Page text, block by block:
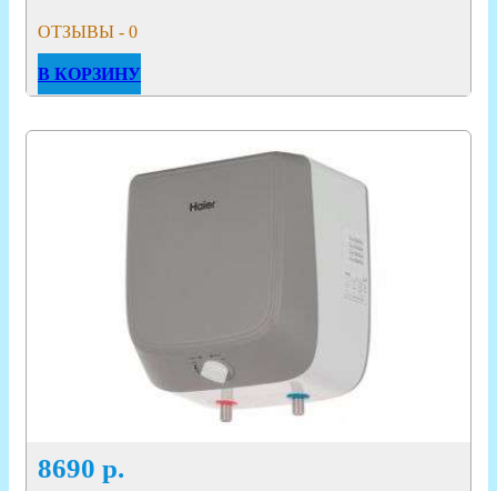
ОТЗЫВЫ - 0
В КОРЗИНУ
8690 р.